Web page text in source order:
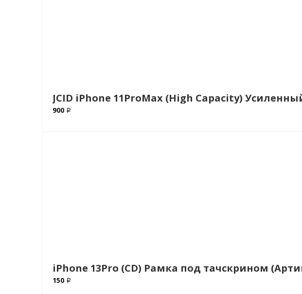
JCID iPhone 11ProMax (High Capacity)
900 ₽
iPhone 13Pro (CD) Рамка под тачскрином
150 ₽